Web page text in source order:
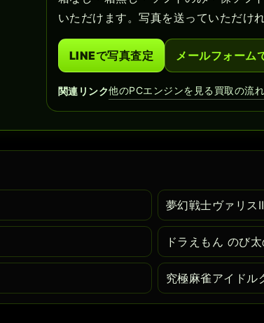
いただけます。写真を送っていただけ
LINEで写真査定 メールフォーム
関連リンク他のPCエンジンを見る買取の流
夢幻戦士ヴァリス
ドラえもん のび
究極麻雀アイドル